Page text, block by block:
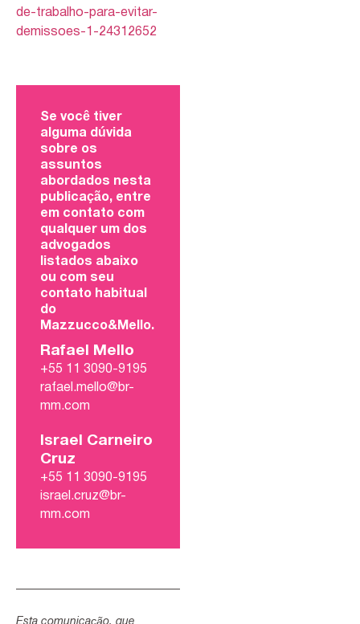
de-trabalho-para-evitar-
demissoes-1-24312652
Se você tiver
alguma dúvida
sobre os
assuntos
abordados nesta
publicação, entre
em contato com
qualquer um dos
advogados
listados abaixo
ou com seu
contato habitual
do
Mazzucco&Mello.
Rafael Mello
+55 11 3090-9195
rafael.mello@br-
mm.com
Israel Carneiro
Cruz
+55 11 3090-9195
israel.cruz@br-
mm.com